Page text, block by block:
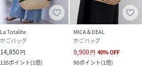
La Totalite
かごバッグ
14,850円
135ポイント(1倍)
MICA＆DEAL
かごバッグ
9,900円 40%OFF
90ポイント(1倍)